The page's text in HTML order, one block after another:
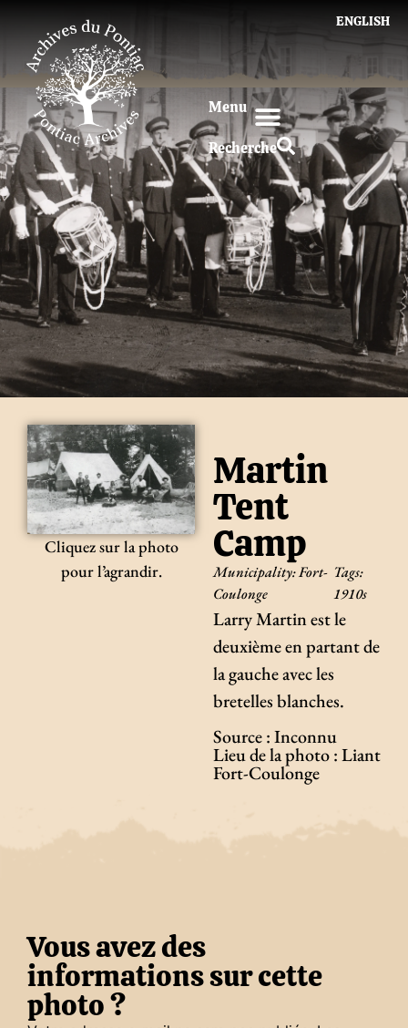
ENGLISH
Menu
Recherche
Cliquez sur la photo
pour l’agrandir.
Martin
Tent
Camp
Municipality:Fort-
Coulonge
Tags:
1910s
Larry Martin est le
deuxième en partant de
la gauche avec les
bretelles blanches.
Source : Inconnu
Lieu de la photo : Liant
Fort-Coulonge
Vous avez des
informations sur cette
photo ?